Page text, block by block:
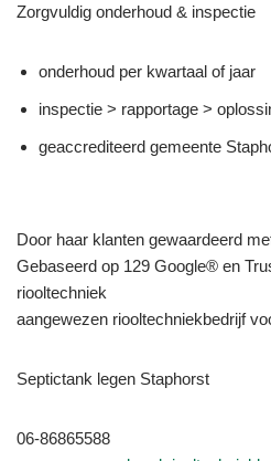
Zorgvuldig onderhoud & inspectie
onderhoud per kwartaal of jaar
inspectie > rapportage >
geaccrediteerd gemeente
Door haar klanten gewaardeerd
Gebaseerd op 129 Google® en
riooltechniek
aangewezen riooltechniekbedrijf
Septictank legen Staphorst
06-86865588